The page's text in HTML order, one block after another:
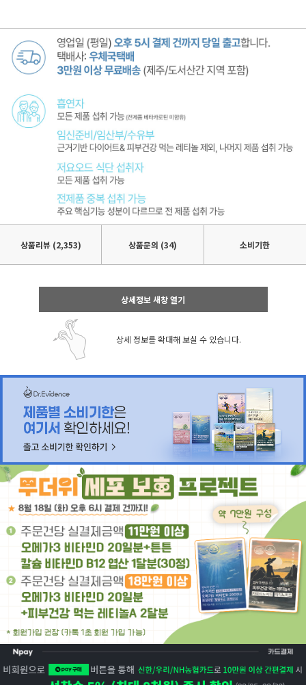
상품리뷰 (2,353) 상품문의 (34) 소비기한
상세정보 새창 열기
상세 정보를 확대해 보실 수 있습니다.